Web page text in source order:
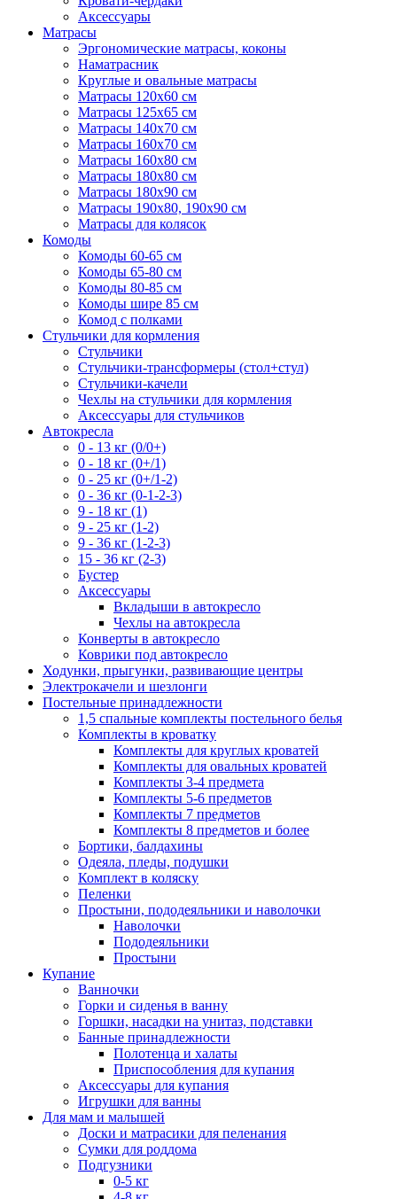
Аксессуары
Матрасы
Эргономические матрасы, коконы
Наматрасник
Круглые и овальные матрасы
Матрасы 120х60 см
Матрасы 125х65 см
Матрасы 140х70 см
Матрасы 160х70 см
Матрасы 160х80 см
Матрасы 180х80 см
Матрасы 180х90 см
Матрасы 190х80, 190х90 см
Матрасы для колясок
Комоды
Комоды 60-65 см
Комоды 65-80 см
Комоды 80-85 см
Комоды шире 85 см
Комод с полками
Стульчики для кормления
Стульчики
Стульчики-трансформеры (стол+стул)
Стульчики-качели
Чехлы на стульчики для кормления
Аксессуары для стульчиков
Автокресла
0 - 13 кг (0/0+)
0 - 18 кг (0+/1)
0 - 25 кг (0+/1-2)
0 - 36 кг (0-1-2-3)
9 - 18 кг (1)
9 - 25 кг (1-2)
9 - 36 кг (1-2-3)
15 - 36 кг (2-3)
Бустер
Аксессуары
Вкладыши в автокресло
Чехлы на автокресла
Конверты в автокресло
Коврики под автокресло
Ходунки, прыгунки, развивающие центры
Электрокачели и шезлонги
Постельные принадлежности
1,5 спальные комплекты постельного белья
Комплекты в кроватку
Комплекты для круглых кроватей
Комплекты для овальных кроватей
Комплекты 3-4 предмета
Комплекты 5-6 предметов
Комплекты 7 предметов
Комплекты 8 предметов и более
Бортики, балдахины
Одеяла, пледы, подушки
Комплект в коляску
Пеленки
Простыни, пододеяльники и наволочки
Наволочки
Пододеяльники
Простыни
Купание
Ванночки
Горки и сиденья в ванну
Горшки, насадки на унитаз, подставки
Банные принадлежности
Полотенца и халаты
Приспособления для купания
Аксессуары для купания
Игрушки для ванны
Для мам и малышей
Доски и матрасики для пеленания
Сумки для роддома
Подгузники
0-5 кг